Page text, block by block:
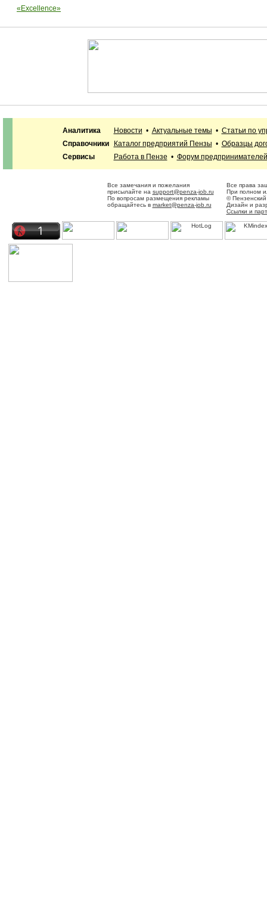
«Excellence»
Аналитика Новости • Актуальные темы • Статьи по
Справочники
Каталог предприятий Пензы • Образцы
Сервисы
Работа в Пензе • Форум предпринимателей
Все замечания и пожелания
присылайте на support@penza-job.ru
По вопросам размещения рекламы
обращайтесь в market@penza-job.ru
Все права
При полном
©
Дизайн и
Ссылки и